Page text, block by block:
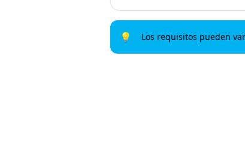
💡 Los requisitos pueden